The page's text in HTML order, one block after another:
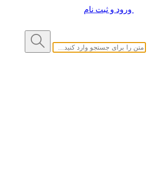
ورود و ثبت نام